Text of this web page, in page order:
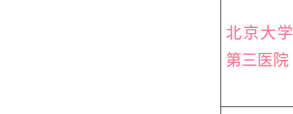
北京大学
第三医院